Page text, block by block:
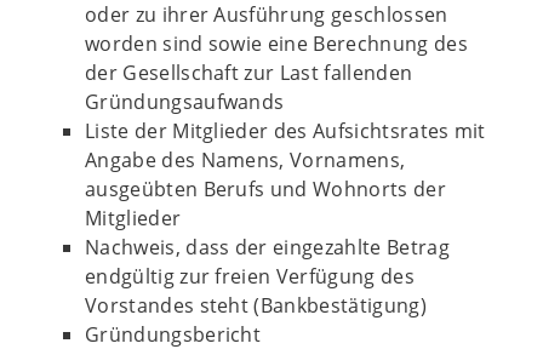
oder zu ihrer Ausführung geschlossen
worden sind sowie eine Berechnung des
der Gesellschaft zur Last fallenden
Gründungsaufwands
Liste der Mitglieder des Aufsichtsrates mit
Angabe des Namens, Vornamens,
ausgeübten Berufs und Wohnorts der
Mitglieder
Nachweis, dass der eingezahlte Betrag
endgültig zur freien Verfügung des
Vorstandes steht (Bankbestätigung)
Gründungsbericht